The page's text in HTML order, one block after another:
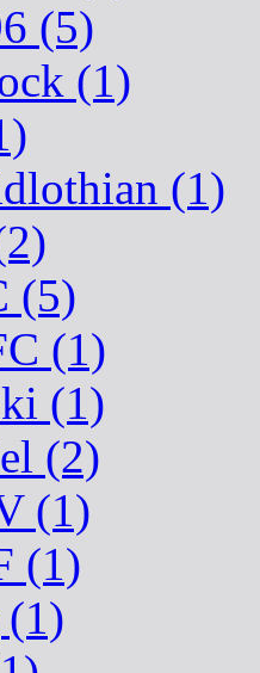
(5)
(1)
(1)
(5)
(1)
(1)
(2)
(1)
(1)